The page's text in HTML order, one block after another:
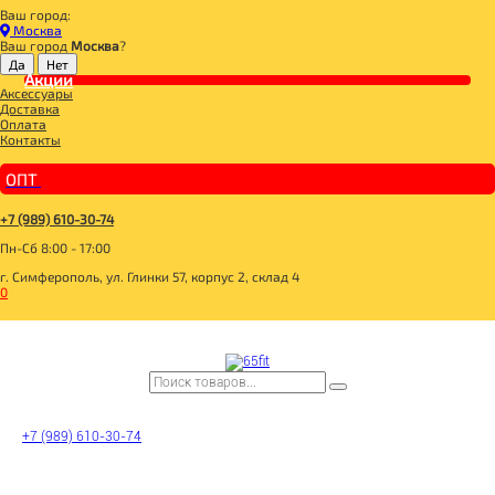
Ваш город:
Москва
Ваш город Москва?
Акции
Аксессуары
Доставка
Оплата
Контакты
ОПТ
+7 (989) 610-30-74
Пн-Сб 8:00 - 17:00
г. Симферополь, ул. Глинки 57, корпус 2, склад 4
0
+7 (989) 610-30-74
Главная
СПОРТИВНОЕ ПИТАНИЕ
ДЛЯ СУСТАВОВ И СВЯЗОК
Dr.Hoffman Flex "Дыня" для суставов и связок 30 порций 400г